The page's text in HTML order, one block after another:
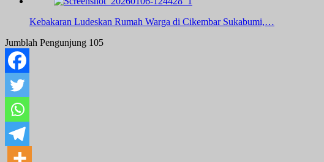
Kebakaran Ludeskan Rumah Warga di Cikembar Sukabumi,…
Jumblah Pengunjung 105